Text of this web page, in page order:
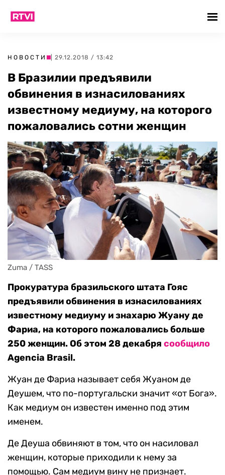
НОВОСТИ | 29.12.2018 / 13:42
В Бразилии предъявили
обвинения в изнасилованиях
известному медиуму, на которого
пожаловались сотни женщин
Zuma / TASS
Прокуратура бразильского штата Гояс
предъявили обвинения в изнасилованиях
известному медиуму и знахарю Жуану де
Фариа, на которого пожаловались больше
250 женщин. Об этом 28 декабря сообщило
Agencia Brasil.
Жуан де Фариа называет себя Жуаном де
Деушем, что по-португальски значит «от Бога».
Как медиум он известен именно под этим
именем.
Де Деуша обвиняют в том, что он насиловал
женщин, которые приходили к нему за
помощью. Сам медиум вину не признает.